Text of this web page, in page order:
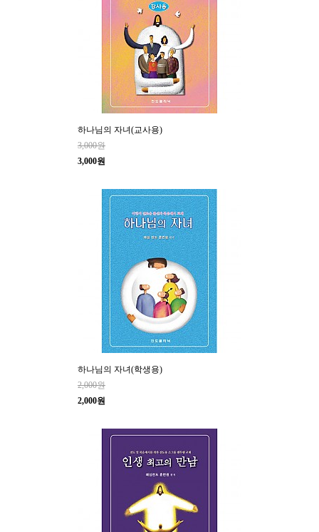
하나님의 자녀(교사용)
3,000원
3,000원
하나님의 자녀(학생용)
2,000원
2,000원